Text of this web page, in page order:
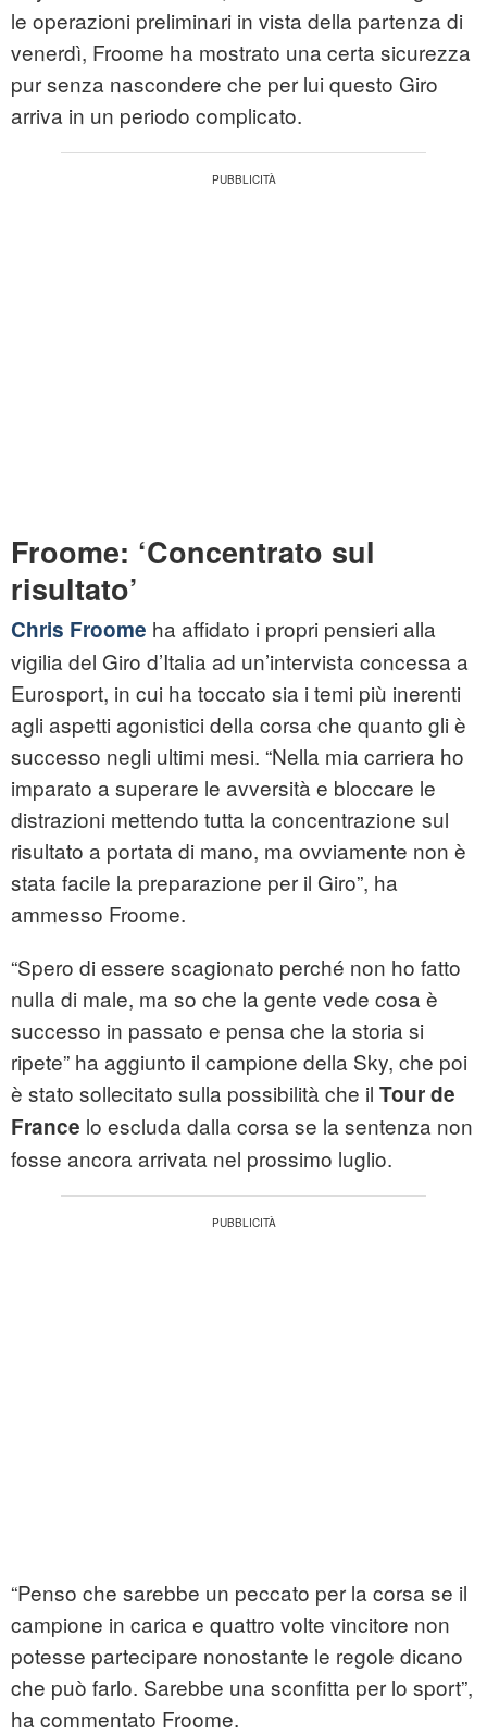
le operazioni preliminari in vista della partenza di
venerdì, Froome ha mostrato una certa sicurezza
pur senza nascondere che per lui questo Giro
arriva in un periodo complicato.
Froome: ‘Concentrato sul
risultato’
Chris Froome ha affidato i propri pensieri alla
vigilia del Giro d’Italia ad un’intervista concessa a
Eurosport, in cui ha toccato sia i temi più inerenti
agli aspetti agonistici della corsa che quanto gli è
successo negli ultimi mesi. “Nella mia carriera ho
imparato a superare le avversità e bloccare le
distrazioni mettendo tutta la concentrazione sul
risultato a portata di mano, ma ovviamente non è
stata facile la preparazione per il Giro”, ha
ammesso Froome.
“Spero di essere scagionato perché non ho fatto
nulla di male, ma so che la gente vede cosa è
successo in passato e pensa che la storia si
ripete” ha aggiunto il campione della Sky, che poi
è stato sollecitato sulla possibilità che il Tour de
France lo escluda dalla corsa se la sentenza non
fosse ancora arrivata nel prossimo luglio.
“Penso che sarebbe un peccato per la corsa se il
campione in carica e quattro volte vincitore non
potesse partecipare nonostante le regole dicano
che può farlo. Sarebbe una sconfitta per lo sport”,
ha commentato Froome.